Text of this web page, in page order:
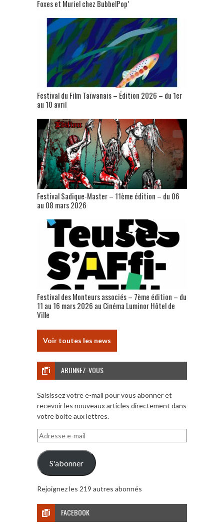
Foxes et Muriel chez BubbelPop’
Festival du Film Taïwanais – Édition 2026 – du 1er
au 10 avril
Festival Sadique-Master – 11ème édition – du 06
au 08 mars 2026
Festival des Monteurs associés – 7ème édition – du
11 au 16 mars 2026 au Cinéma Luminor Hôtel de
Ville
Voir toutes les news
ABONNEZ-VOUS
Saisissez votre e-mail pour vous abonner et
recevoir les nouveaux articles directement dans
votre boite aux lettres.
Adresse
e-
mail
S'abonner
Rejoignez les 219 autres abonnés
FACEBOOK